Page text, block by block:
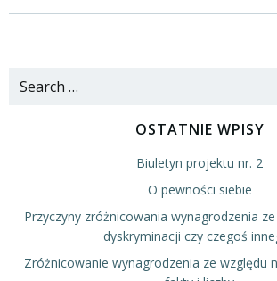
Nawigacja
Search
OSTATNIE WPISY
Biuletyn projektu nr. 2
O pewności siebie
Przyczyny zróżnicowania wynagrodzenia
dyskryminacji czy czegoś
Zróżnicowanie wynagrodzenia ze względu